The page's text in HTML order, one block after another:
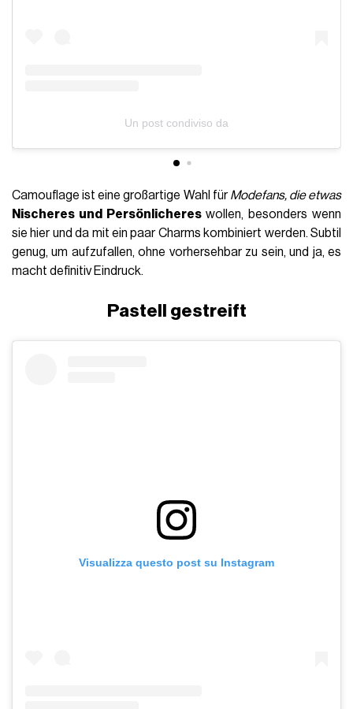
Un post condiviso da
Camouflage ist eine großartige Wahl fürModefans, die etwas
Nischeres und Persönlichereswollen, besonders wenn
sie hier und da mit ein paar Charms kombiniert werden. Subtil
genug, um aufzufallen, ohne vorhersehbar zu sein, und ja, es
macht definitiv Eindruck.
Pastell gestreift
Visualizza questo post su Instagram